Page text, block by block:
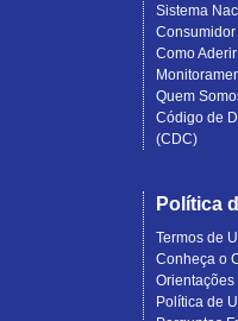
Sistema
Consumidor
Como
Quem
Código de
(CDC)
Política
Termos de
Conheça o
Orientações
Política de